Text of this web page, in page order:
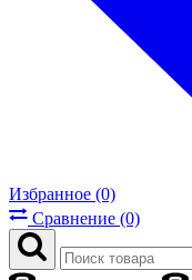
Избранное (0)
Сравнение (0)